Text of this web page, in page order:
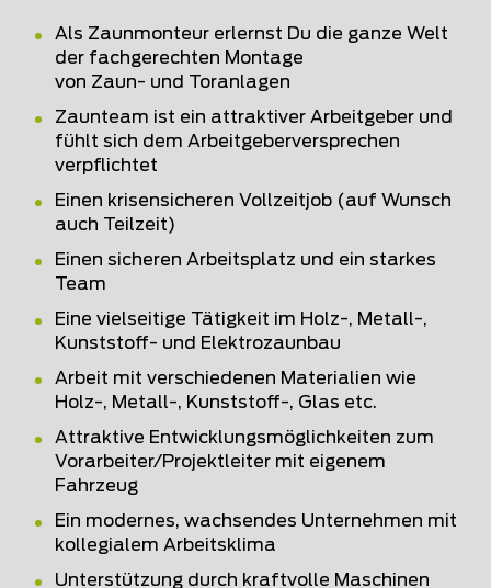
Als Zaunmonteur erlernst Du die ganze Welt
der fachgerechten Montage
von Zaun- und Toranlagen
Zaunteam ist ein attraktiver Arbeitgeber und
fühlt sich dem Arbeitgeberversprechen
verpflichtet
Einen krisensicheren Vollzeitjob (auf Wunsch
auch Teilzeit)
Einen sicheren Arbeitsplatz und ein starkes
Team
Eine vielseitige Tätigkeit im Holz-, Metall-,
Kunststoff- und Elektrozaunbau
Arbeit mit verschiedenen Materialien wie
Holz-, Metall-, Kunststoff-, Glas etc.
Attraktive Entwicklungsmöglichkeiten zum
Vorarbeiter/Projektleiter mit eigenem
Fahrzeug
Ein modernes, wachsendes Unternehmen mit
kollegialem Arbeitsklima
Unterstützung durch kraftvolle Maschinen